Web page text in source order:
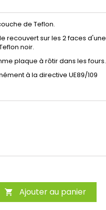
de Teflon.
recouvert sur les 2 faces d'une
noir.
plaque à rôtir dans les fours.
à la directive UE89/109
 Ajouter au panier